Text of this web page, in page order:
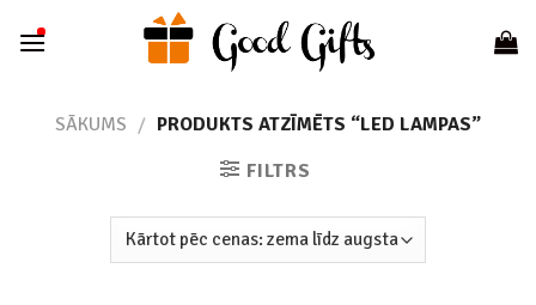
SĀKUMS / PRODUKTS ATZĪMĒTS “LED LAMPAS”
FILTRS